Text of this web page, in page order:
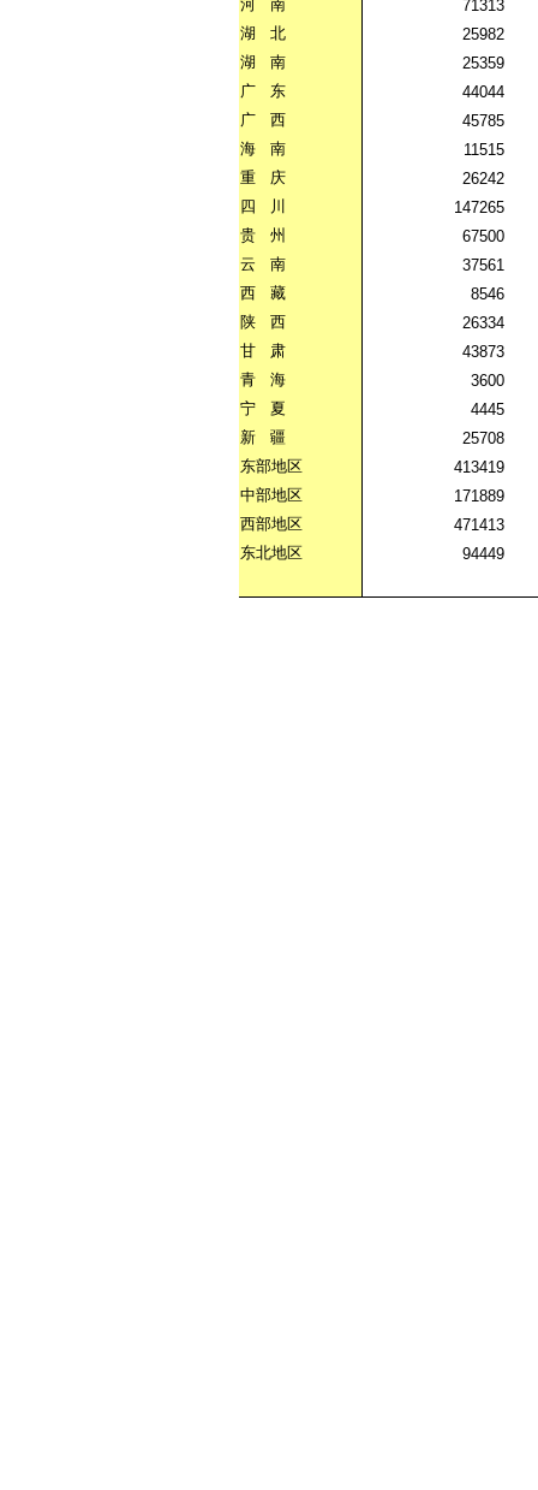
河
南
71313
湖
北
25982
湖
南
25359
广
东
44044
广
西
45785
海
南
11515
重
庆
26242
四
川
147265
贵
州
67500
云
南
37561
西
藏
8546
陕
西
26334
甘
肃
43873
青
海
3600
宁
夏
4445
新
疆
25708
东部地区
413419
中部地区
171889
西部地区
471413
东北地区
94449